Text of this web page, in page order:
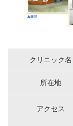
クリニック名
所在地
アクセス